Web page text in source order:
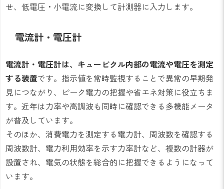
せ、低電圧・小電流に変換して計測器に入力します。
電流計・電圧計
電流計・電圧計は、キュービクル内部の電流や電圧を測定
する装置です。指示値を常時監視することで異常の早期発
見につながり、ピーク電力の把握や省エネ対策に役立ちま
す。近年は力率や高調波も同時に確認できる多機能メータ
が普及しています。
そのほか、消費電力を測定する電力計、周波数を確認する
周波数計、電力利用効率を示す力率計など、複数の計器が
設置され、電気の状態を総合的に把握できるようになって
います。